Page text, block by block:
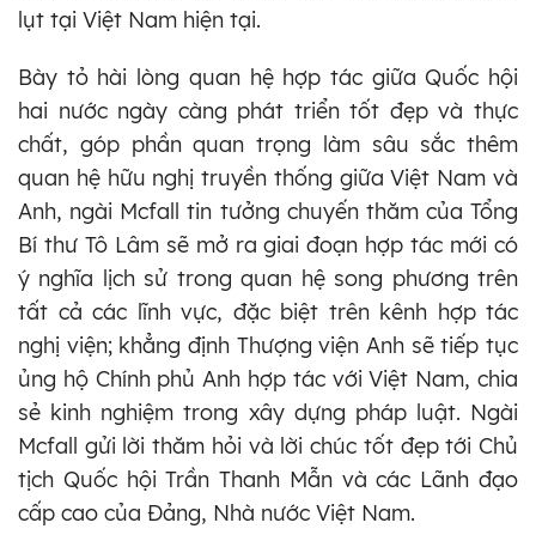
lụt tại Việt Nam hiện tại.
Bày tỏ hài lòng quan hệ hợp tác giữa Quốc hội
hai nước ngày càng phát triển tốt đẹp và thực
chất, góp phần quan trọng làm sâu sắc thêm
quan hệ hữu nghị truyền thống giữa Việt Nam và
Anh, ngài Mcfall tin tưởng chuyến thăm của Tổng
Bí thư Tô Lâm sẽ mở ra giai đoạn hợp tác mới có
ý nghĩa lịch sử trong quan hệ song phương trên
tất cả các lĩnh vực, đặc biệt trên kênh hợp tác
nghị viện; khẳng định Thượng viện Anh sẽ tiếp tục
ủng hộ Chính phủ Anh hợp tác với Việt Nam, chia
sẻ kinh nghiệm trong xây dựng pháp luật. Ngài
Mcfall gửi lời thăm hỏi và lời chúc tốt đẹp tới Chủ
tịch Quốc hội Trần Thanh Mẫn và các Lãnh đạo
cấp cao của Đảng, Nhà nước Việt Nam.